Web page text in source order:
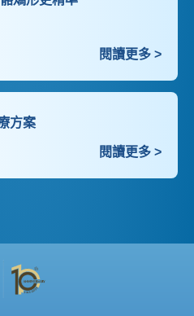
閱讀更多 >
方案
閱讀更多 >